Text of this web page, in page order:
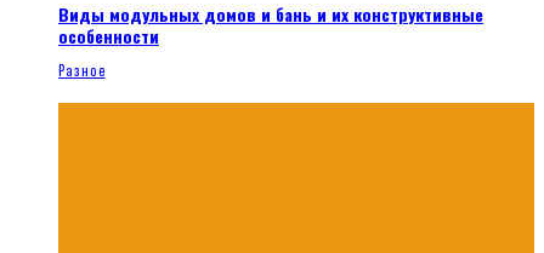
Виды модульных домов и бань и их конструктивные
особенности
Разное